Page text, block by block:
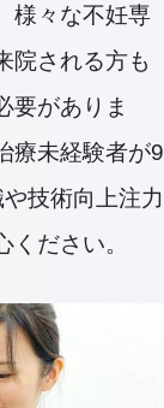
様々な不妊専
院される方も
要がありま
療未経験者が9
技術向上注力
ださい。